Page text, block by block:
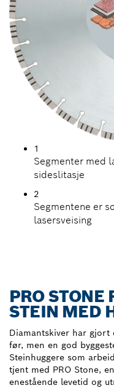
1
Segmenter med
sideslitasje
2
Segmentene er
lasersveising
PRO STONE
STEIN MED
Diamantskiver har gjort
før, men en god
Steinhuggere som
tjent med PRO Stone,
enestående levetid og